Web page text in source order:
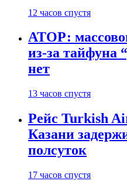
12 часов спустя
АТОР:
из-за тайфуна
нет
13 часов спустя
Рейс Turkish
Казани
полсуток
17 часов спустя